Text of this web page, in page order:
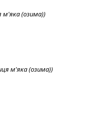
м'яка (озима))
м'яка (озима))